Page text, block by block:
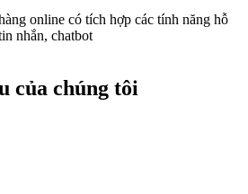
online có tích hợp các tính năng hỗ
nhắn, chatbot
của chúng tôi​